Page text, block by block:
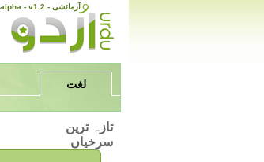
alpha - v1.2 - آزمائشی
لغت
تازہ ترین
سرخیاں